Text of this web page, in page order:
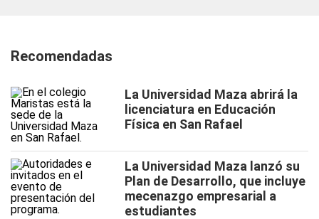
Recomendadas
La Universidad Maza abrirá la
licenciatura en Educación
Física en San Rafael
La Universidad Maza lanzó su
Plan de Desarrollo, que incluye
mecenazgo empresarial a
estudiantes